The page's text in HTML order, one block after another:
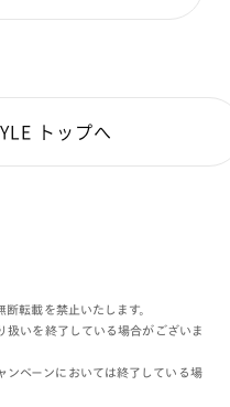
トップへ
転載を禁止いたします。
いを終了している場合がございま
ンペーンにおいては終了している場